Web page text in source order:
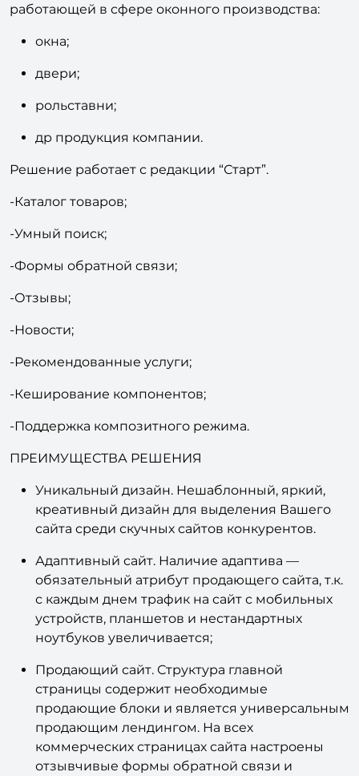
работающей в сфере оконного производства:
окна;
двери;
рольставни;
др продукция компании.
Решение работает с редакции “Старт”.
-Каталог товаров;
-Умный поиск;
-Формы обратной связи;
-Отзывы;
-Новости;
-Рекомендованные услуги;
-Кеширование компонентов;
-Поддержка композитного режима.
ПРЕИМУЩЕСТВА РЕШЕНИЯ
Уникальный дизайн. Нешаблонный, яркий,
креативный дизайн для выделения Вашего
сайта среди скучных сайтов конкурентов.
Адаптивный сайт. Наличие адаптива —
обязательный атрибут продающего сайта, т.к.
с каждым днем трафик на сайт с мобильных
устройств, планшетов и нестандартных
ноутбуков увеличивается;
Продающий сайт. Структура главной
страницы содержит необходимые
продающие блоки и является универсальным
продающим лендингом. На всех
коммерческих страницах сайта настроены
отзывчивые формы обратной связи и